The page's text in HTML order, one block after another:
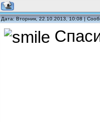
Дата: Вторник, 22.10.2013, 10:08 |